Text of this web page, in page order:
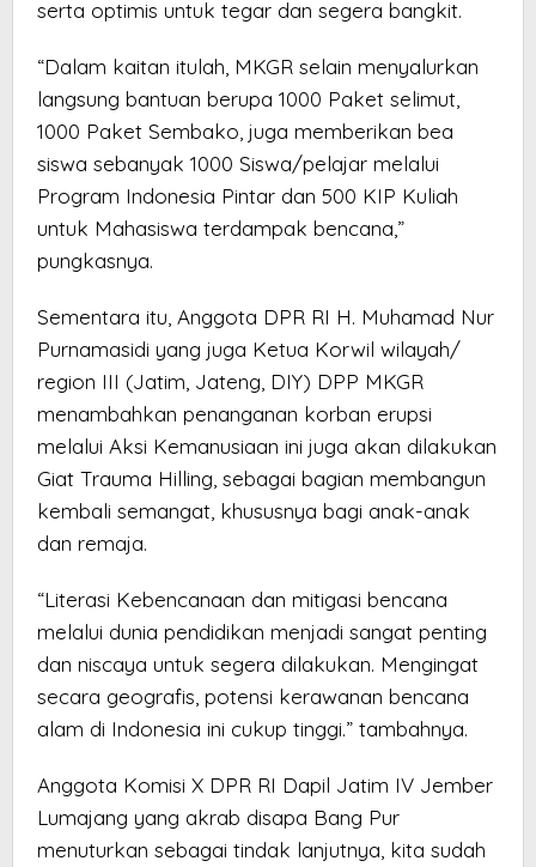
serta optimis untuk tegar dan segera bangkit.
“Dalam kaitan itulah, MKGR selain menyalurkan
langsung bantuan berupa 1000 Paket selimut,
1000 Paket Sembako, juga memberikan bea
siswa sebanyak 1000 Siswa/pelajar melalui
Program Indonesia Pintar dan 500 KIP Kuliah
untuk Mahasiswa terdampak bencana,”
pungkasnya.
Sementara itu, Anggota DPR RI H. Muhamad Nur
Purnamasidi yang juga Ketua Korwil wilayah/
region III (Jatim, Jateng, DIY) DPP MKGR
menambahkan penanganan korban erupsi
melalui Aksi Kemanusiaan ini juga akan dilakukan
Giat Trauma Hilling, sebagai bagian membangun
kembali semangat, khususnya bagi anak-anak
dan remaja.
“Literasi Kebencanaan dan mitigasi bencana
melalui dunia pendidikan menjadi sangat penting
dan niscaya untuk segera dilakukan. Mengingat
secara geografis, potensi kerawanan bencana
alam di Indonesia ini cukup tinggi.” tambahnya.
Anggota Komisi X DPR RI Dapil Jatim IV Jember
Lumajang yang akrab disapa Bang Pur
menuturkan sebagai tindak lanjutnya, kita sudah